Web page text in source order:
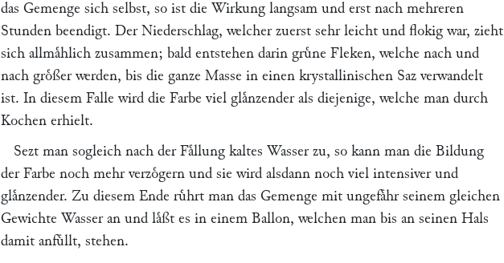
das Gemenge sich selbst, so ist die Wirkung langsam und erst nach mehreren
Stunden beendigt. Der Niederschlag, welcher zuerst sehr leicht und flokig war, zieht
sich allmaͤhlich zusammen; bald entstehen darin gruͤne Fleken, welche nach und
nach groͤßer werden, bis die ganze Masse in einen krystallinischen Saz verwandelt
ist. In diesem Falle wird die Farbe viel glaͤnzender als diejenige, welche man durch
Kochen erhielt.
Sezt man sogleich nach der Faͤllung kaltes Wasser zu, so kann man die Bildung
der Farbe noch mehr verzoͤgern und sie wird alsdann noch viel intensiver und
glaͤnzender. Zu diesem Ende ruͤhrt man das Gemenge mit ungefaͤhr seinem gleichen
Gewichte Wasser an und laͤßt es in einem Ballon, welchen man bis an seinen Hals
damit anfuͤllt, stehen.